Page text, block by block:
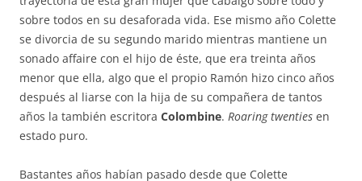
sobre todos en su desaforada vida. Ese mismo año Colette
se divorcia de su segundo marido mientras mantiene un
sonado affaire con el hijo de éste, que era treinta años
menor que ella, algo que el propio Ramón hizo cinco años
después al liarse con la hija de su compañera de tantos
años la también escritora Colombine. Roaring twenties en
estado puro.
Bastantes años habían pasado desde que Colette